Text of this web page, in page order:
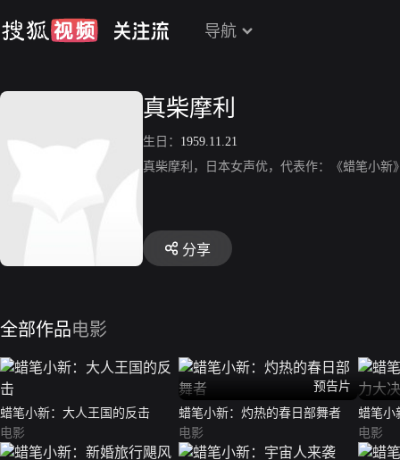
导航
真柴摩利
生日： 1959.11.21
真柴摩利，日本女声优，代表作：《蜡笔小新
分享
全部作品电影
蜡笔小新：大人王国的反击
电影
预告片
蜡笔小新：灼热的春日部舞者
电影
蜡笔小
战（普
电影